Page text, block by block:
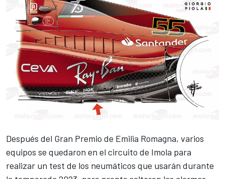
Después del Gran Premio de Emilia Romagna, varios
equipos se quedaron en el circuito de Imola para
realizar un test de los neumáticos que usarán durante